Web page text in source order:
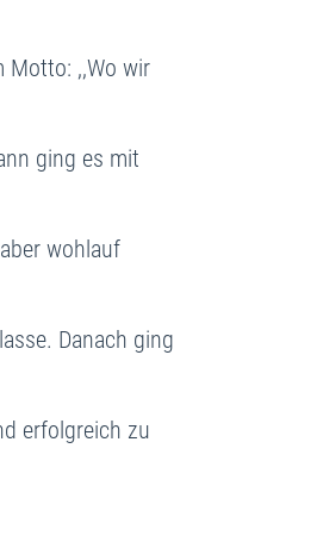
Motto: ,,Wo wir
ging es mit
wohlauf
Danach ging
erfolgreich zu